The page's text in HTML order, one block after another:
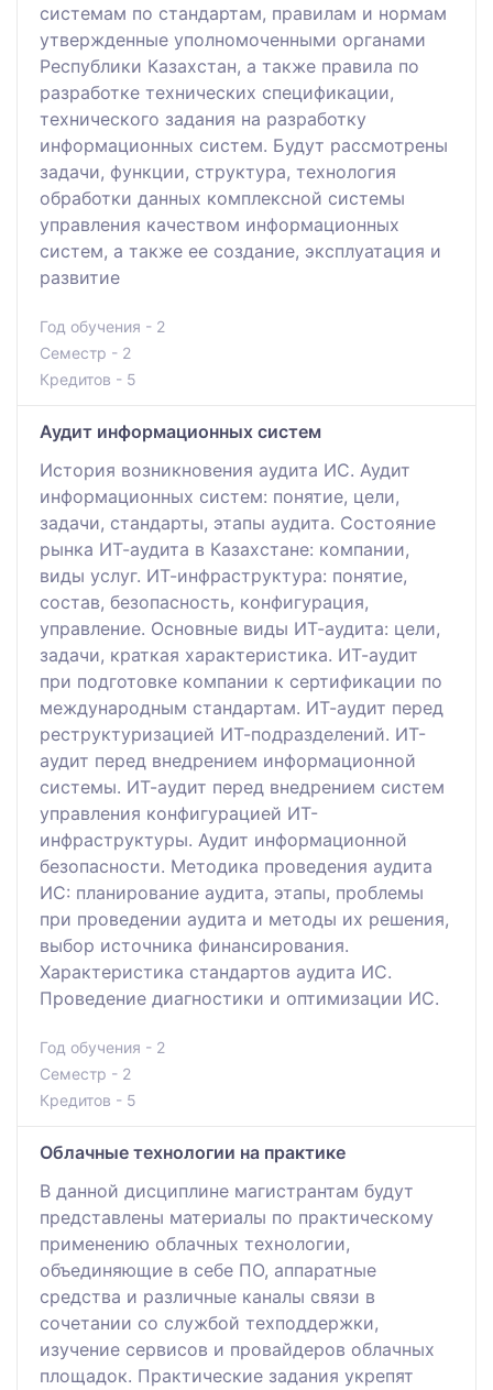
системам по стандартам, правилам и нормам
утвержденные уполномоченными органами
Республики Казахстан, а также правила по
разработке технических спецификации,
технического задания на разработку
информационных систем. Будут рассмотрены
задачи, функции, структура, технология
обработки данных комплексной системы
управления качеством информационных
систем, а также ее создание, эксплуатация и
развитие
Год обучения - 2
Семестр - 2
Кредитов - 5
Аудит информационных систем
История возникновения аудита ИС. Аудит
информационных систем: понятие, цели,
задачи, стандарты, этапы аудита. Состояние
рынка ИТ-аудита в Казахстане: компании,
виды услуг. ИТ-инфраструктура: понятие,
состав, безопасность, конфигурация,
управление. Основные виды ИТ-аудита: цели,
задачи, краткая характеристика. ИТ-аудит
при подготовке компании к сертификации по
международным стандартам. ИТ-аудит перед
реструктуризацией ИТ-подразделений. ИТ-
аудит перед внедрением информационной
системы. ИТ-аудит перед внедрением систем
управления конфигурацией ИТ-
инфраструктуры. Аудит информационной
безопасности. Методика проведения аудита
ИС: планирование аудита, этапы, проблемы
при проведении аудита и методы их решения,
выбор источника финансирования.
Характеристика стандартов аудита ИС.
Проведение диагностики и оптимизации ИС.
Год обучения - 2
Семестр - 2
Кредитов - 5
Облачные технологии на практике
В данной дисциплине магистрантам будут
представлены материалы по практическому
применению облачных технологии,
объединяющие в себе ПО, аппаратные
средства и различные каналы связи в
сочетании со службой техподдержки,
изучение сервисов и провайдеров облачных
площадок. Практические задания укрепят